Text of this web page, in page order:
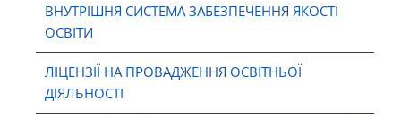
ВНУТРІШНЯ СИСТЕМА ЗАБЕЗПЕЧЕННЯ ЯКОСТІ
ОСВІТИ
ЛІЦЕНЗІЇ НА ПРОВАДЖЕННЯ ОСВІТНЬОЇ
ДІЯЛЬНОСТІ